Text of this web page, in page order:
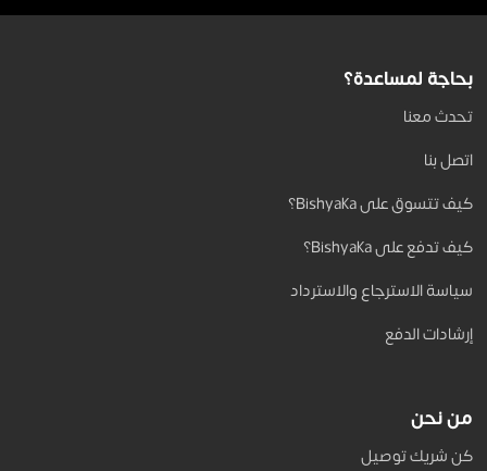
بحاجة لمساعدة؟
تحدث معنا
اتصل بنا
كيف تتسوق على Bishyaka؟
كيف تدفع على Bishyaka؟
سياسة الاسترجاع والاسترداد
إرشادات الدفع
من نحن
كن شريك توصيل